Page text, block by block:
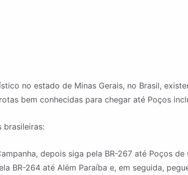
no estado de Minas Gerais, no Brasil,
bem conhecidas para chegar até Poços
brasileiras:
depois siga pela BR-267 até Poços de
BR-264 até Além Paraíba e, em seguida,